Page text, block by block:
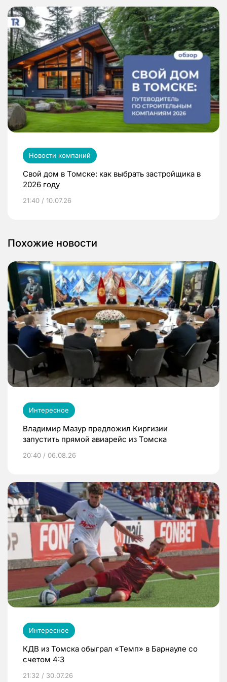
Новости компаний
Свой дом в Томске: как выбрать застройщика в
2026 году
21:40 / 10.07.26
Похожие новости
Интересное
Владимир Мазур предложил Киргизии
запустить прямой авиарейс из Томска
20:40 / 06.08.26
Интересное
КДВ из Томска обыграл «Темп» в Барнауле со
счетом 4:3
21:32 / 30.07.26